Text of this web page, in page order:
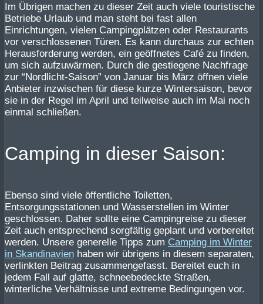
Im Übrigen machen zu dieser Zeit auch viele touristische
Betriebe Urlaub und man steht bei fast allen
Einrichtungen, vielen Campingplätzen oder Restaurants
vor verschlossenen Türen. Es kann durchaus zur echten
Herausforderung werden, ein geöffnetes Café zu finden,
um sich aufzuwärmen. Durch die gestiegene Nachfrage
zur “Nordlicht-Saison” von Januar bis März öffnen viele
Anbieter inzwischen für diese kurze Wintersaison, bevor
sie in der Regel im April und teilweise auch im Mai noch
einmal schließen.
Camping in dieser Saison:
Ebenso sind viele öffentliche Toiletten,
Entsorgungsstationen und Wasserstellen im Winter
geschlossen. Daher sollte eine Campingreise zu dieser
Zeit auch entsprechend sorgfältig geplant und vorbereitet
werden. Unsere generelle Tipps zum Camping im Winter
in Skandinavien haben wir übrigens in diesem separaten,
verlinkten Beitrag zusammengefasst. Bereitet euch in
jedem Fall auf glatte, schneebedeckte Straßen,
winterliche Verhältnisse und extreme Bedingungen vor.